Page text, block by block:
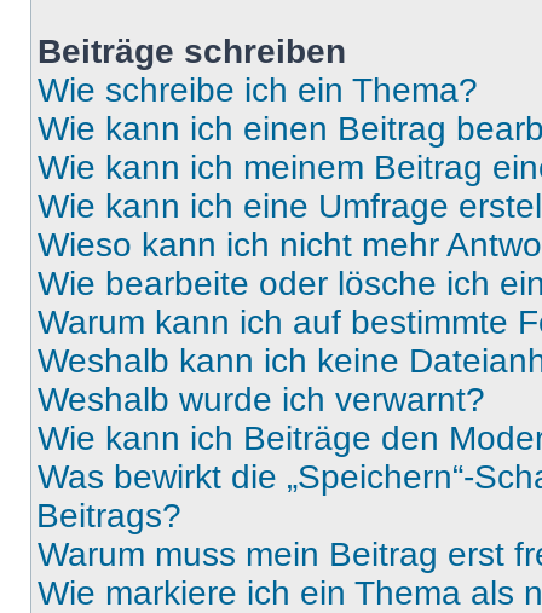
Beiträge schreiben
Wie schreibe ich ein Thema?
Wie kann ich einen Beitrag
Wie kann ich meinem Beitrag
Wie kann ich eine Umfrage
Wieso kann ich nicht mehr
Wie bearbeite oder lösche ich
Warum kann ich auf bestimmte
Weshalb kann ich keine
Weshalb wurde ich verwarnt?
Wie kann ich Beiträge den
Was bewirkt die „Speichern“-
Beitrags?
Warum muss mein Beitrag erst
Wie markiere ich ein Thema als